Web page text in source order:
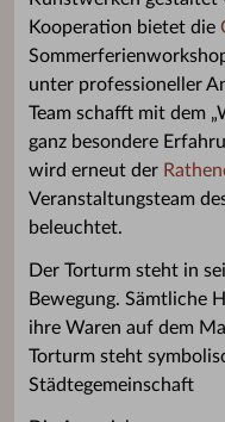
Kooperation bietet die
unter professioneller
Team schafft mit dem
ganz besondere
wird erneut der
Veranstaltungsteam
beleuchtet.
Der Torturm steht in
Bewegung. Sämtliche
ihre Waren auf dem
Torturm steht
Städtegemeinschaft